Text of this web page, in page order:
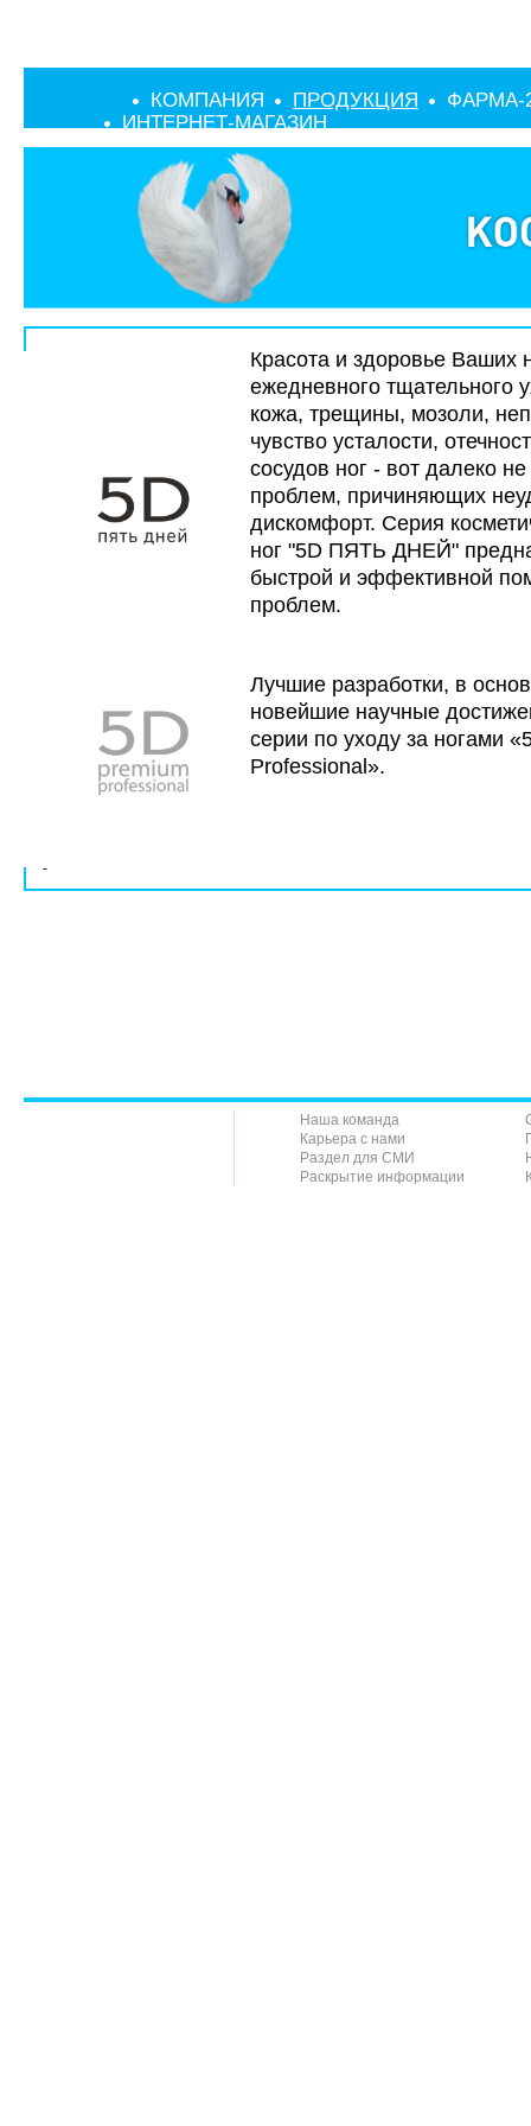
КОМПАНИЯ ПРОДУКЦИЯ
ФАРМА-
ИНТЕРНЕТ-МАГАЗИН
Красота и здоровье Ваших
ежедневного тщательного
кожа, трещины, мозоли,
чувство усталости,
сосудов ног - вот далеко
проблем, причиняющих
дискомфорт. Серия
ног "5D ПЯТЬ ДНЕЙ"
быстрой и эффективной
проблем.
Лучшие разработки, в
новейшие научные
серии по уходу за ногами
Professional».
-
Наша команда
Карьера с нами
Раздел для СМИ
Раскрытие информации